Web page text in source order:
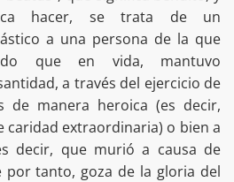
hacer, se trata de un
a una persona de la que
que en vida, mantuvo
a través del ejercicio de
de manera heroica (es decir,
caridad extraordinaria) o bien a
decir, que murió a causa de
por tanto, goza de la gloria del